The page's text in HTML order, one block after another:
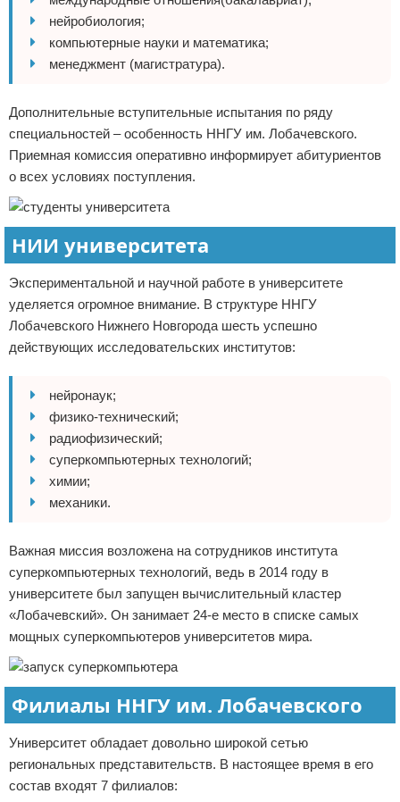
нейробиология;
компьютерные науки и математика;
менеджмент (магистратура).
Дополнительные вступительные испытания по ряду
специальностей – особенность ННГУ им. Лобачевского.
Приемная комиссия оперативно информирует абитуриентов
о всех условиях поступления.
НИИ университета
Экспериментальной и научной работе в университете
уделяется огромное внимание. В структуре ННГУ
Лобачевского Нижнего Новгорода шесть успешно
действующих исследовательских институтов:
нейронаук;
физико-технический;
радиофизический;
суперкомпьютерных технологий;
химии;
механики.
Важная миссия возложена на сотрудников института
суперкомпьютерных технологий, ведь в 2014 году в
университете был запущен вычислительный кластер
«Лобачевский». Он занимает 24-е место в списке самых
мощных суперкомпьютеров университетов мира.
Филиалы ННГУ им. Лобачевского
Университет обладает довольно широкой сетью
региональных представительств. В настоящее время в его
состав входят 7 филиалов: